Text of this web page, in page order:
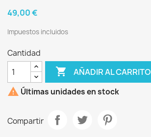
49,00 €
Impuestos incluidos
Cantidad
 AÑADIR AL CARRITO
 Últimas unidades en stock
Compartir